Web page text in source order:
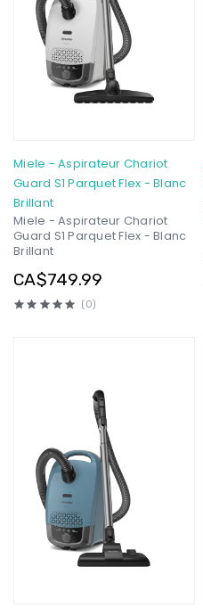
Miele - Aspirateur Chariot
Guard S1 Parquet Flex - Blanc
Brillant
Miele - Aspirateur Chariot
Guard S1 Parquet Flex - Blanc
Brillant
CA$749.99
(0)